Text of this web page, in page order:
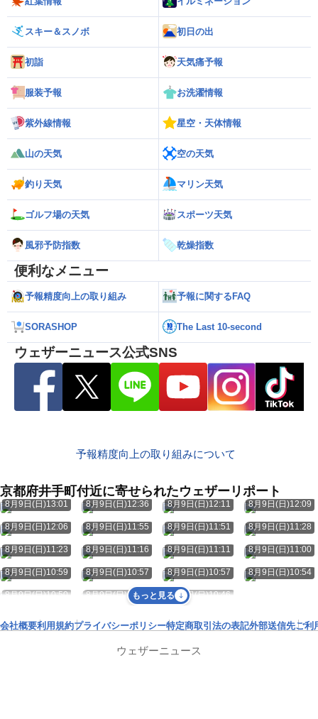
スキー＆スノボ 初日の出
初詣 天気痛予報
服装予報 お洗濯情報
紫外線情報 星空・天体情報
山の天気 空の天気
釣り天気 マリン天気
ゴルフ場の天気 スポーツ天気
風邪予防指数 乾燥指数
便利なメニュー
予報精度向上の取り組み 予報に関するFAQ
SORASHOP The Last 10-second
ウェザーニュース公式SNS
予報精度向上の取り組みについて
京都府井手町付近に寄せられたウェザーリポート
8月9日(日)13:01 8月9日(日)12:36 8月9日(日)12:11 8月9日(日)12:09
8月9日(日)12:06 8月9日(日)11:55 8月9日(日)11:51 8月9日(日)11:28
8月9日(日)11:23 8月9日(日)11:16 8月9日(日)11:11 8月9日(日)11:00
8月9日(日)10:59 8月9日(日)10:57 8月9日(日)10:57 8月9日(日)10:54
8月9日(日)10:50 8月9日(日)10:48 8月9日(日)10:46
もっと見る
会社概要利用規約プライバシーポリシー特定商取引法の表記外部送信先ご利
ウェザーニュース